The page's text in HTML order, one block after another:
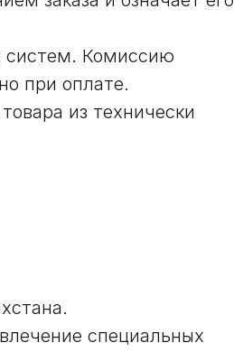
систем. Комиссию
при оплате.
из технически
специальных